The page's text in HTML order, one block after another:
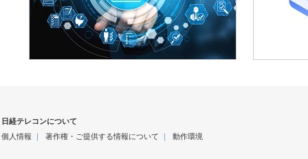
日経テレコンについて
個人情報 ｜ 著作権・ご提供する情報について ｜ 動作環境